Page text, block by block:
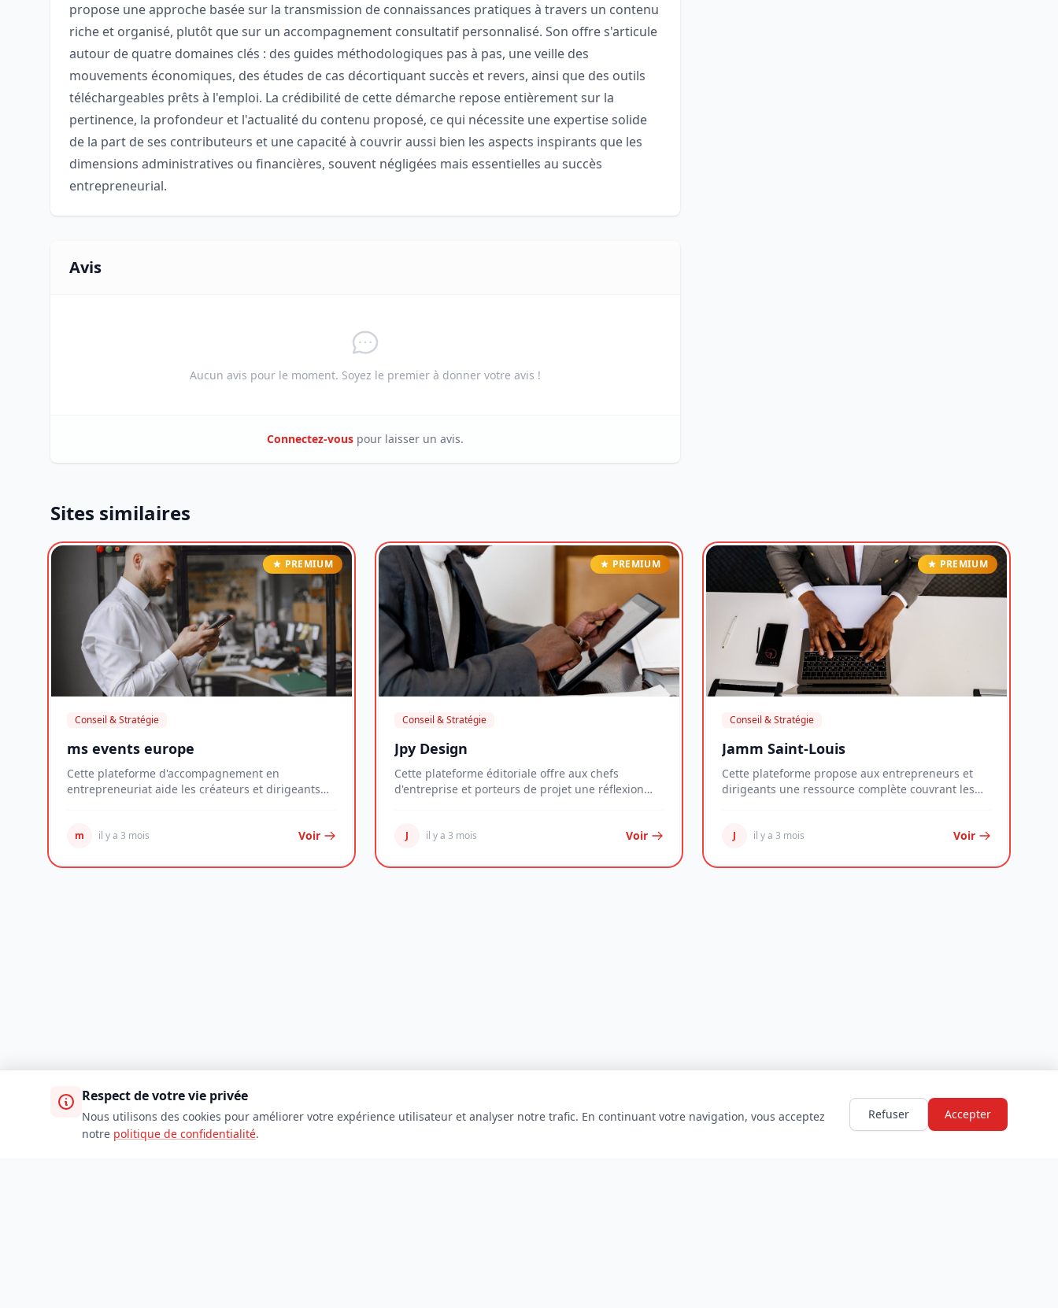
propose une approche basée sur la transmission de connaissances pratiques à travers un contenu
riche et organisé, plutôt que sur un accompagnement consultatif personnalisé. Son offre s'articule
autour de quatre domaines clés : des guides méthodologiques pas à pas, une veille des
mouvements économiques, des études de cas décortiquant succès et revers, ainsi que des outils
téléchargeables prêts à l'emploi. La crédibilité de cette démarche repose entièrement sur la
pertinence, la profondeur et l'actualité du contenu proposé, ce qui nécessite une expertise solide
de la part de ses contributeurs et une capacité à couvrir aussi bien les aspects inspirants que les
dimensions administratives ou financières, souvent négligées mais essentielles au succès
entrepreneurial.
Avis
Aucun avis pour le moment. Soyez le premier à donner votre avis !
Connectez-vous pour laisser un avis.
Sites similaires
PREMIUM
Conseil & Stratégie
ms events europe
Cette plateforme d'accompagnement en
entrepreneuriat aide les créateurs et dirigeants
m il y a 3 mois Voir
PREMIUM
Conseil & Stratégie
Jpy Design
Cette plateforme éditoriale offre aux chefs
d'entreprise et porteurs de projet une réflexion
J il y a 3 mois Voir
PREMIUM
Conseil & Stratégie
Jamm Saint-Louis
Cette plateforme propose aux entrepreneurs et
dirigeants une ressource complète couvrant les
J il y a 3 mois Voir
Respect de votre vie privée
Nous utilisons des cookies pour améliorer votre expérience utilisateur et analyser notre trafic. En continuant votre navigation, vous acceptez
notre politique de confidentialité.
Refuser Accepter